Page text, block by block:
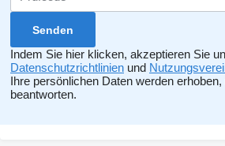
Indem Sie hier klicken, akzeptieren Sie
Datenschutzrichtlinien und
Ihre persönlichen Daten werden
beantworten.